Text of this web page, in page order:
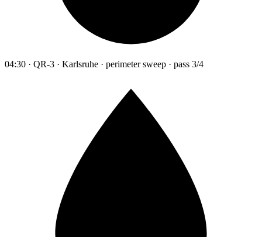
04:30 · QR-3 · Karlsruhe · perimeter sweep · pass 3/4